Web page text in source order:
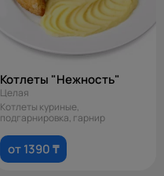
Котлеты "Нежность"
Целая
Котлеты куриные,
подгарнировка, гарнир
от 1390 ₸